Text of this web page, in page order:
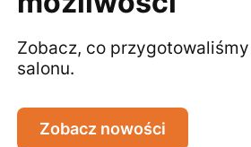
Zobacz, co
salonu.
Zobacz nowości